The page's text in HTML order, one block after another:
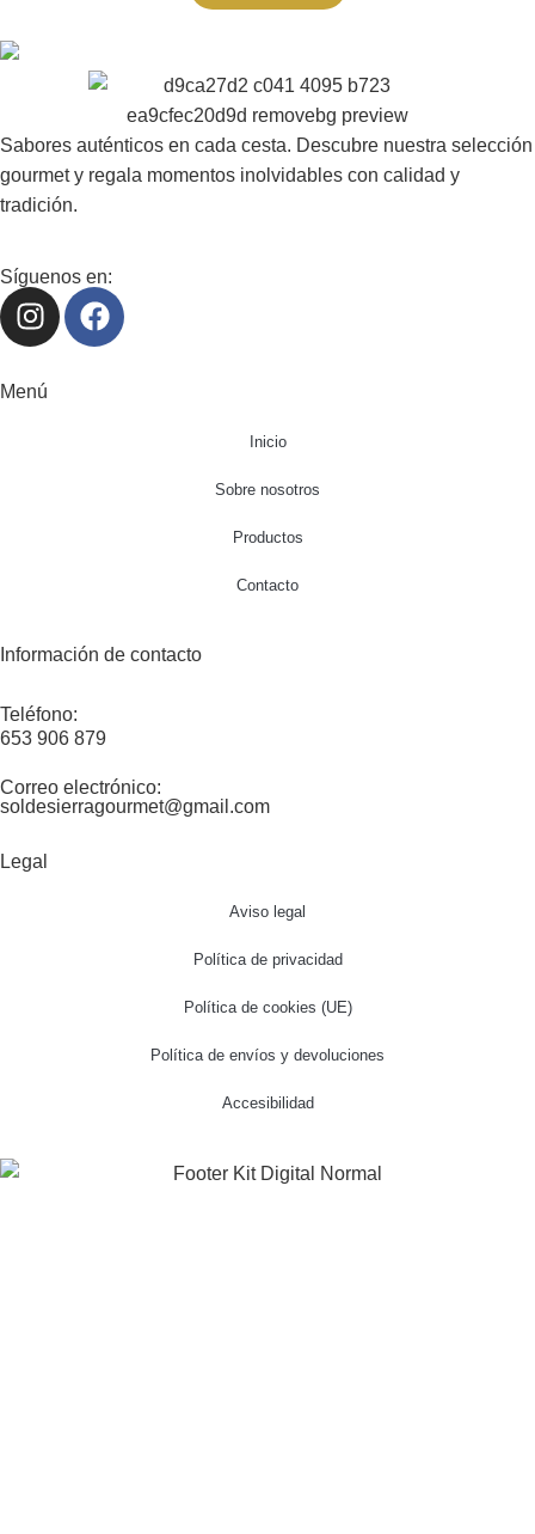
Sabores auténticos en cada cesta. Descubre nuestra selección
gourmet y regala momentos inolvidables con calidad y
tradición.
Síguenos en:
Menú
Inicio
Sobre nosotros
Productos
Contacto
Información de contacto
Teléfono:
653 906 879
Correo electrónico:
soldesierragourmet@gmail.com
Legal
Aviso legal
Política de privacidad
Política de cookies (UE)
Política de envíos y devoluciones
Accesibilidad